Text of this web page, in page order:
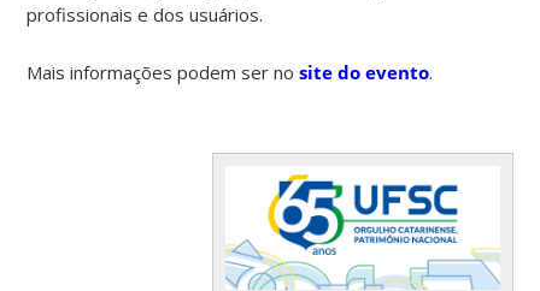
profissionais e dos usuários.
Mais informações podem ser nosite do evento.